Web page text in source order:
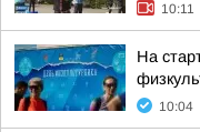
10:11
На
10:04